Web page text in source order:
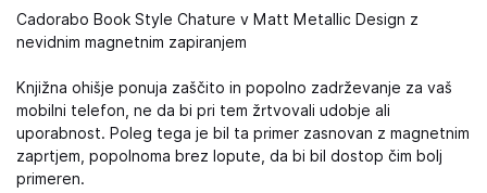
Cadorabo Book Style Chature v Matt Metallic Design z
nevidnim magnetnim zapiranjem
Knjižna ohišje ponuja zaščito in popolno zadrževanje za vaš
mobilni telefon, ne da bi pri tem žrtvovali udobje ali
uporabnost. Poleg tega je bil ta primer zasnovan z magnetnim
zaprtjem, popolnoma brez lopute, da bi bil dostop čim bolj
primeren.